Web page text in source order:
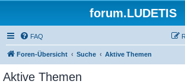
forum.LUDETIS
FAQ
Foren-Übersicht Suche Aktive Themen
Aktive Themen